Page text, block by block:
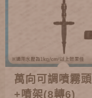
萬向可調噴霧頭
+噴架(8轉6)